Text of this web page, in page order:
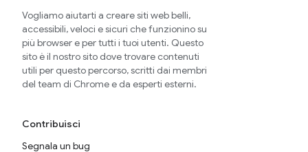
Vogliamo aiutarti a creare siti web belli,
accessibili, veloci e sicuri che funzionino su
più browser e per tutti i tuoi utenti. Questo
sito è il nostro sito dove trovare contenuti
utili per questo percorso, scritti dai membri
del team di Chrome e da esperti esterni.
Contribuisci
Segnala un bug